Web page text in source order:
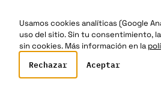
Usamos cookies analíticas (Google
uso del sitio. Sin tu consentimiento,
sin cookies. Más información en la
Rechazar Aceptar